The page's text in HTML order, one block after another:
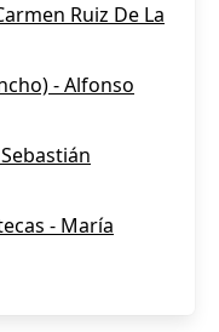
Ruiz De La
- Alfonso
- María